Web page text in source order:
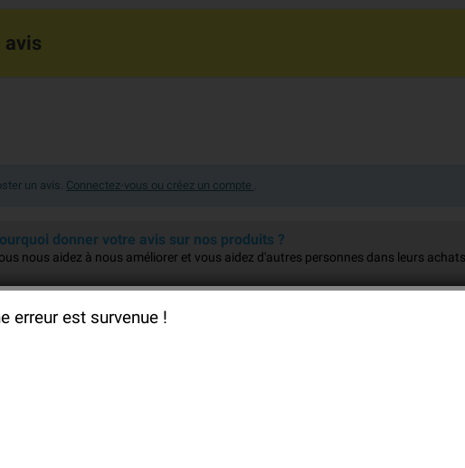
avis
un avis. Connectez-vous ou créez un compte .
donner votre avis sur nos produits ?
nous aidez à nous améliorer et vous aidez d'autres personnes dans leurs
erreur est survenue !